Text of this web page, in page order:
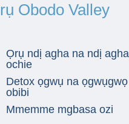
Obodo Valley
Ọrụ ndị agha na ndị agha
ochie
Detox ọgwụ na ọgwụgwọ
obibi
Mmemme mgbasa ozi